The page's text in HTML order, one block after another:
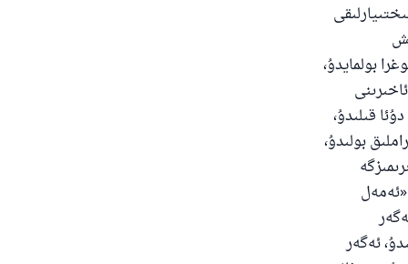
بولمايدۇ،
قىلىدۇ،
بولىدۇ،
ئەگەر